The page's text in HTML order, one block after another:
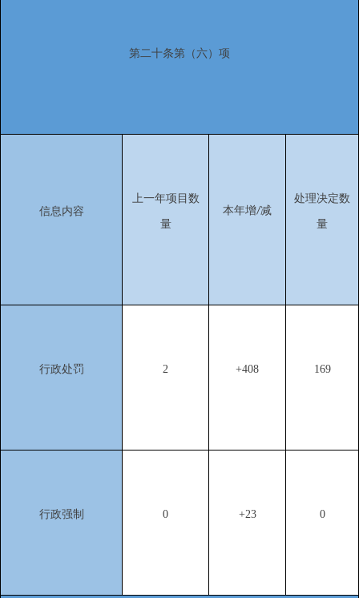
第二十条第（六）项
信息内容
上一年项目数
量
本年增/减
处理决定数
量
行政处罚 2 +408 169
行政强制 0 +23 0